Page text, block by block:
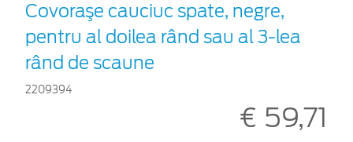
Covoraşe cauciuc spate, negre,
pentru al doilea rând sau al 3-lea
rând de scaune
2209394
€ 59,71